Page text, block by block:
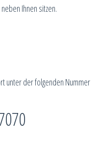
Ihnen sitzen.
unter der folgenden Nummer